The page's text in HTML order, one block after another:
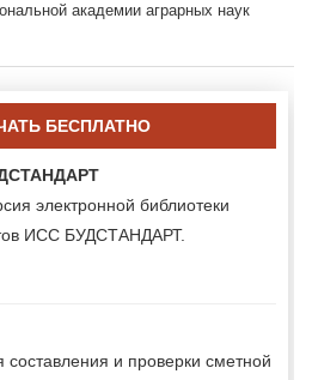
академии аграрных наук
БЕСПЛАТНО
электронной библиотеки
ИСС БУДСТАНДАРТ.
и проверки сметной